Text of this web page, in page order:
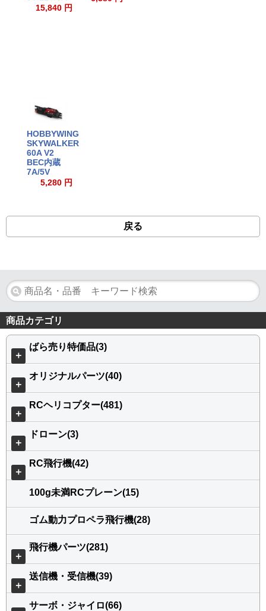
15,840 円
HOBBYWING
SKYWALKER
60A V2
BEC内蔵
7A/5V
5,280 円
戻る
商品カテゴリ
＋
ばら売り特価品(3)
＋
オリジナルパーツ(40)
＋
RCヘリコプター(481)
＋
ドローン(3)
＋
RC飛行機(42)
100g未満RCプレーン(15)
ゴム動力プロペラ飛行機(28)
＋
飛行機パーツ(281)
＋
送信機・受信機(39)
サーボ・ジャイロ(66)